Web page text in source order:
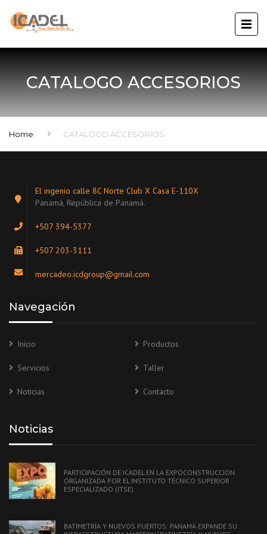
CATALOGO ACCESORIOS
Home CATALOGO ACCESORIOS
El ingenio calle 8C Norte Club X Casa E-110X
Panamá, República de Panamá.
+507 394-5377
+507 203-3111
mercadeo.icdgroup@gmail.com
Navegación
Inicio Productos
Servicios Taller
Noticias Contacto
Noticias
PARTICIPACIÓN DE ICADEL EN LA EXPOCONSTRUCCION
ORGANIZADA POR EL INSTITUTO TÉCNICO SUPERIOR
ESPECIALIZADO (ITSE)
BATIMETRÍA Y NUEVOS PUERTOS: PANAMÁ EXPANDE SU